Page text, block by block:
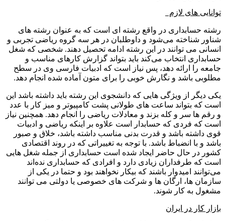
توانایی های لازم
رشته حسابداری در واقع رشته ای است که به عنوان رشته های
شناور شناخته می‌شود و داوطلبان در هر سه گروه ریاضی تجربی و
انسانی می توانند در این رشته ادامه تحصیل دهند. شخصی که شغل
حسابداری انتخاب می‌کند باید بتواند گزارش کارهای مناسب و
جامعه را ارائه دهد، پس نیاز است که ادبیات فارسی وی در سطح
مطلوبی باشد و نگارش خوبی را برای متون آماده شده انجام دهد.
یکی دیگر از ویژگی هایی که دانشجوی این رشته باید داشته باشد این
است که بتواند ساعت های طولانی پشت کامپیوتر و میز کار با عدد
و رقم ها سر و کله بزند و معادلات ریاضی را انجام دهد. همچنین نیاز
است که فردی که حسابدار است علاوه بر اینکه ریاضی و ادبیات
قوی داشته باشد و قدرت بدنی مناسب داشته باشد، خلاق و صبور
باشد و با انضباط باشد. با توجه به تغییراتی که در روند اقتصادی
کشور در حال حاضر ایجاد شده است حسابداری از جمله شغل هایی
است که طرفداران زیادی دارد و افرادی که حسابداری نده‌اند
می‌توانند امیدوار باشند که بیکار نخواهند بود و حتما در یکی از
سازمان ها، ارگان ها و شرکت های خصوصی یا دولتی می توانند
مشغول به کار شوند.
بازار کار در ایران